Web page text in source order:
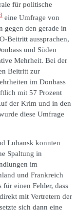
für politische
eine Umfrage von
gegen den gerade in
Beitritt aussprachen,
und Süden
Mehrheit. Bei der
Beitritt zur
im Donbass
mit 57 Prozent
der Krim und in den
diese Umfrage
Luhansk konnten
Spaltung in
im
und Frankreich
einen Fehler, dass
mit Vertretern der
sich dann eine